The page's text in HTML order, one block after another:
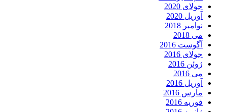
جولای 2020
آوریل 2020
نوامبر 2018
می 2018
آگوست 2016
جولای 2016
ژوئن 2016
می 2016
آوریل 2016
مارس 2016
فوریه 2016